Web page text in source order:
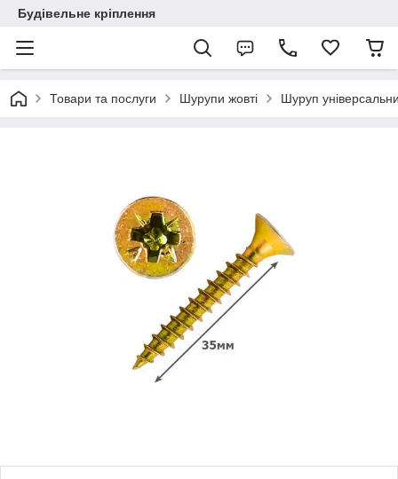
Будівельне кріплення
Товари та послуги Шурупи жовті Шуруп